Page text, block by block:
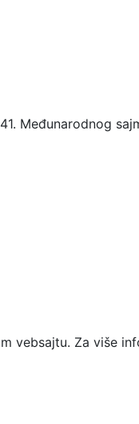
Međunarodnog
vebsajtu. Za više